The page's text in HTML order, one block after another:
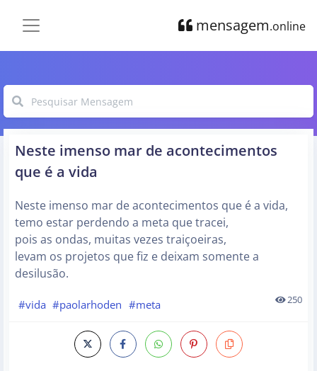
mensagem.online
Neste imenso mar de acontecimentos
que é a vida
Neste imenso mar de acontecimentos que é a vida,
temo estar perdendo a meta que tracei,
pois as ondas, muitas vezes traiçoeiras,
levam os projetos que fiz e deixam somente a
desilusão.
#vida #paolarhoden #meta 250